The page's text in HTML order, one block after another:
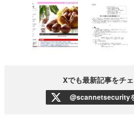
Xでも最新記事をチェ
@scannetsecurity